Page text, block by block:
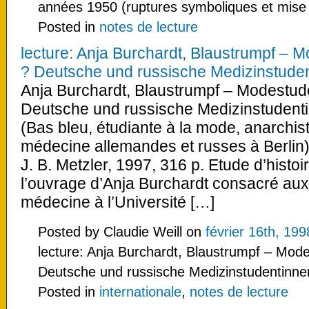
années 1950 (ruptures symboliques et
Posted in notes de lecture
lecture: Anja Burchardt, Blaustrumpf –
? Deutsche und russische
Anja Burchardt, Blaustrumpf –
Deutsche und russische
(Bas bleu, étudiante à la mode,
médecine allemandes et russes à
J. B. Metzler, 1997, 316 p. Etude
l’ouvrage d’Anja Burchardt consacré
médecine à l’Université […]
Posted by Claudie Weill on février 16th,
lecture: Anja Burchardt, Blaustrumpf –
Deutsche und russische
Posted in internationale, notes de lecture